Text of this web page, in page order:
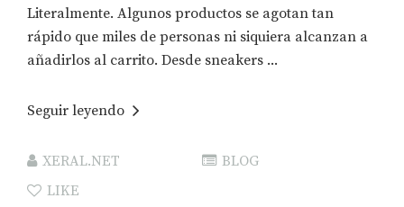
Literalmente. Algunos productos se agotan tan
rápido que miles de personas ni siquiera alcanzan a
añadirlos al carrito. Desde sneakers ...
Seguir leyendo
XERAL.NET
BLOG
LIKE